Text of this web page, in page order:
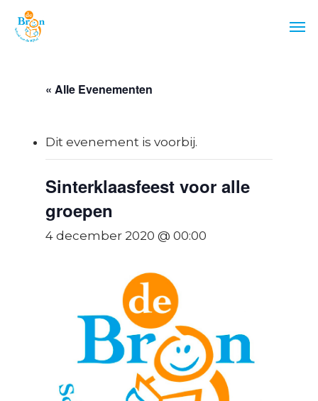
main
« Alle Evenementen
Dit evenement is voorbij.
Sinterklaasfeest voor alle
groepen
4 december 2020 @ 00:00